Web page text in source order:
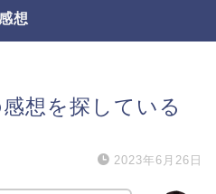
想
想を探している
2023年6月26日